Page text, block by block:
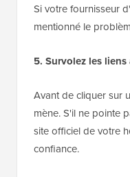
Si votre fournisseur
mentionné le
5. Survolez les
Avant de cliquer sur
mène. S'il ne pointe
site officiel de votre
confiance.